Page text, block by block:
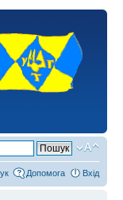
Допомога Вхід